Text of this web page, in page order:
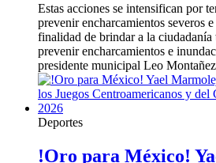
Estas acciones se intensifican por
prevenir encharcamientos severos
finalidad de brindar a la ciudadanía
prevenir encharcamientos e
presidente municipal Leo
Deportes
!Oro para México!